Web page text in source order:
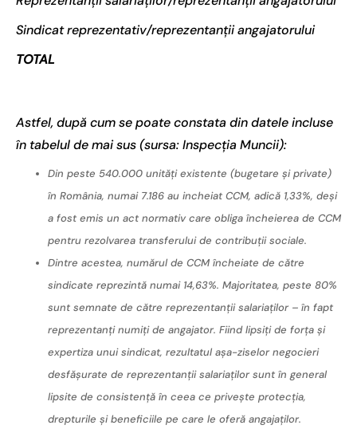
Sindicat reprezentativ/reprezentanții angajatorului
TOTAL
Astfel, după cum se poate constata din datele incluse
în tabelul de mai sus (sursa: Inspecția Muncii):
Din peste 540.000 unități existente (bugetare și private)
în România, numai 7.186 au incheiat CCM, adică 1,33%, deși
a fost emis un act normativ care obliga încheierea de CCM
pentru rezolvarea transferului de contribuţii sociale.
Dintre acestea, numărul de CCM încheiate de către
sindicate reprezintă numai 14,63%. Majoritatea, peste 80%
sunt semnate de către reprezentanţii salariaţilor – în fapt
reprezentanți numiți de angajator. Fiind lipsiţi de forţa şi
expertiza unui sindicat, rezultatul aşa-ziselor negocieri
desfăşurate de reprezentanţii salariaţilor sunt în general
lipsite de consistenţă în ceea ce priveşte protecţia,
drepturile şi beneficiile pe care le oferă angajaţilor.